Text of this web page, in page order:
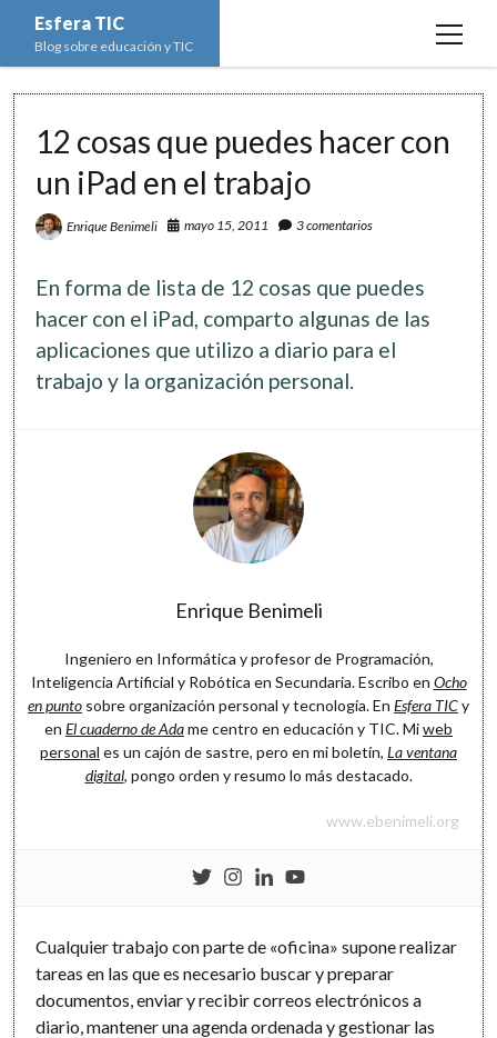
Esfera TIC
Blog sobre educación y TIC
open
Educación y TIC open
Actualidad
Escuela de padres
Innovación
Lectura
Asignaturas open
Ciencias Naturales
Geografía e Historia
Historia del Arte
Lengua
Informática open
open
menu
Bases de datos
Hoja de cálculo
Programación
Redes de ordenadores
Sistemas Operativos
menu
Estadística
Geometría
twitterfacebookinstagram
youtube
12 cosas que puedes hacer con
un iPad en el trabajo
Enrique Benimeli mayo 15, 2011 3 comentarios
En forma de lista de 12 cosas que puedes
hacer con el iPad, comparto algunas de las
aplicaciones que utilizo a diario para el
trabajo y la organización personal.
Enrique Benimeli
Ingeniero en Informática y profesor de Programación,
Inteligencia Artificial y Robótica en Secundaria. Escribo en Ocho
en punto sobre organización personal y tecnología. En Esfera TICy
en El cuaderno de Adame centro en educación y TIC. Miweb
personal es un cajón de sastre, pero en mi boletín, La ventana
digital, pongo orden y resumo lo más destacado.
www.ebenimeli.org
Cualquier trabajo con parte de «oficina» supone realizar
tareas en las que es necesario buscar y preparar
documentos, enviar y recibir correos electrónicos a
diario, mantener una agenda ordenada y gestionar las